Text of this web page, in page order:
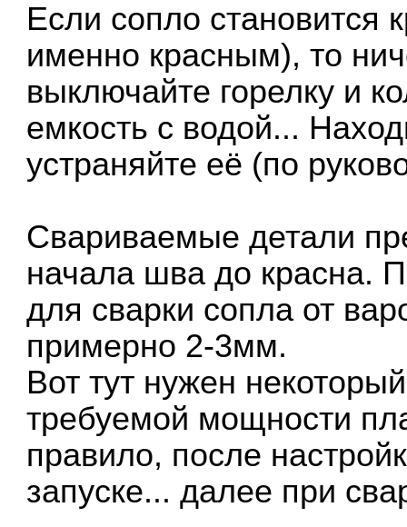
Если сопло становится
именно красным), то
выключайте горелку и
емкость с водой...
устраняйте её (по
Свариваемые детали
начала шва до красна.
для сварки сопла от
примерно 2-3мм.
Вот тут нужен
требуемой мощности
правило, после
запуске... далее при